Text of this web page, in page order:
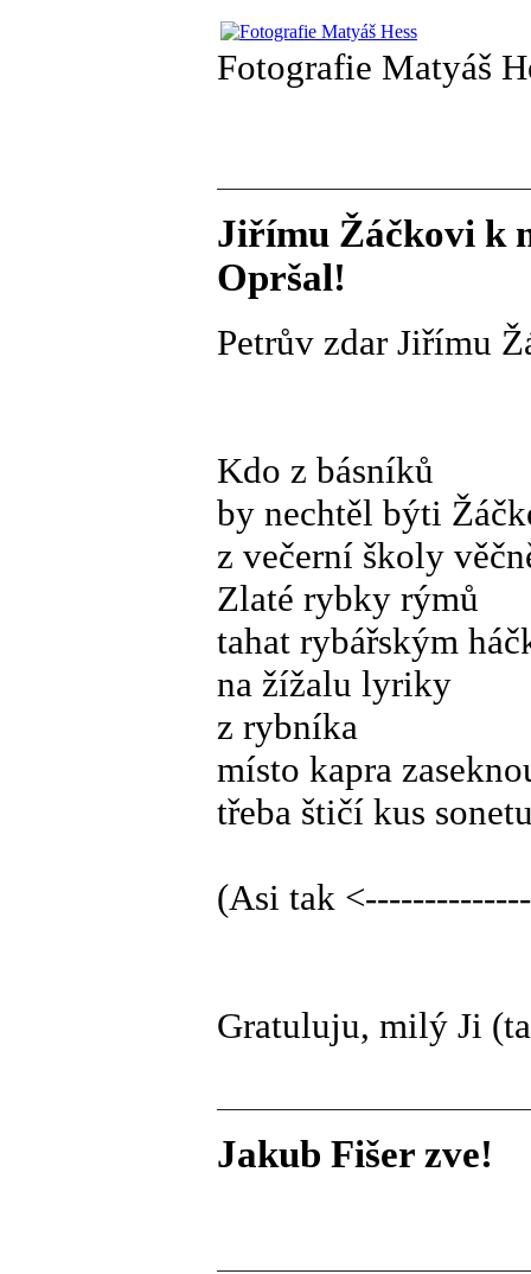
Fotografie Matyáš
Jiřímu Žáčkovi k
Opršal!
Petrův zdar Jiřímu
Kdo z básníků
by nechtěl býti
z večerní školy
Zlaté rybky rýmů
tahat rybářským
na žížalu lyriky
z rybníka
místo kapra
třeba štičí kus
(Asi tak
Gratuluju, milý Ji
Jakub Fišer zve!